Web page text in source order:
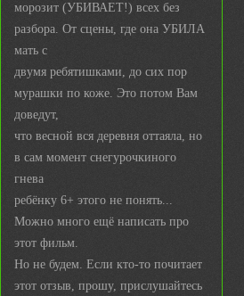
морозит (УБИВАЕТ!) всех без
разбора. От сцены, где она УБИЛА
мать с
двумя ребятишками, до сих пор
мурашки по коже. Это потом Вам
доведут,
что весной вся деревня оттаяла, но
в сам момент снегурочкиного
гнева
ребёнку 6+ этого не понять...
Можно много ещё написать про
этот фильм.
Но не будем. Если кто-то почитает
этот отзыв, прошу, прислушайтесь